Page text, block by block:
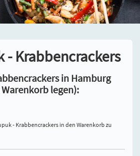
- Krabbencrackers
in Hamburg
legen):
- Krabbencrackers in den Warenkorb zu